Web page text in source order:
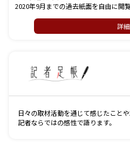
2020年9月までの過去紙面を自由に閲覧
詳
日々の取材活動を通じて感じたこと
記者ならではの感性で語ります。